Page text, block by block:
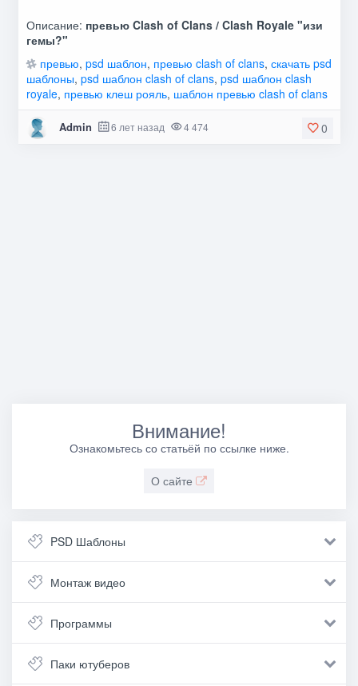
Описание: превью Clash of Clans / Clash Royale "изи
гемы?"
превью, psd шаблон, превью clash of clans, скачать psd
шаблоны, psd шаблон clash of clans, psd шаблон clash
royale, превью клеш рояль, шаблон превью clash of clans
0
Admin 6 лет назад 4 474
Внимание!
Ознакомьтесь со статьёй по ссылке ниже.
О сайте
PSD Шаблоны
Монтаж видео
Программы
Паки ютуберов